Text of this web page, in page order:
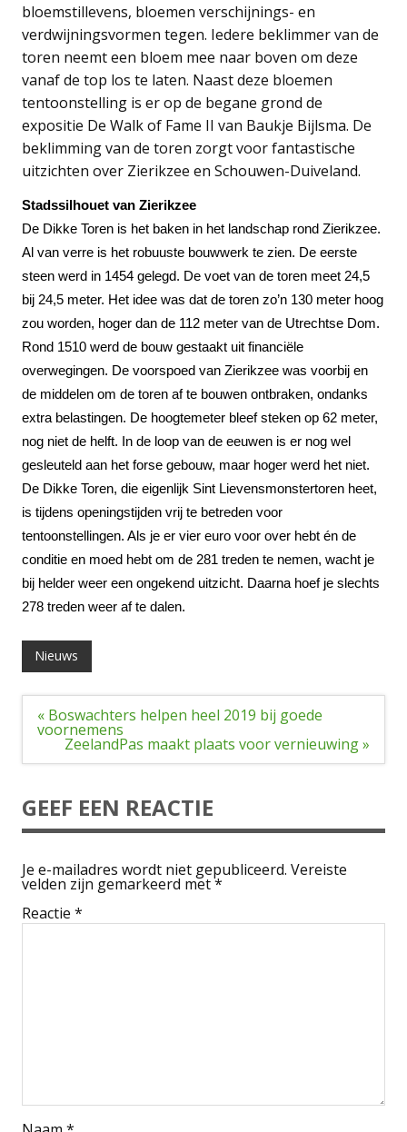
bloemstillevens, bloemen verschijnings- en
verdwijningsvormen tegen. Iedere beklimmer van de
toren neemt een bloem mee naar boven om deze
vanaf de top los te laten. Naast deze bloemen
tentoonstelling is er op de begane grond de
expositie De Walk of Fame II van Baukje Bijlsma. De
beklimming van de toren zorgt voor fantastische
uitzichten over Zierikzee en Schouwen-Duiveland.
Stadssilhouet van Zierikzee
De Dikke Toren is het baken in het landschap rond Zierikzee.
Al van verre is het robuuste bouwwerk te zien. De eerste
steen werd in 1454 gelegd. De voet van de toren meet 24,5
bij 24,5 meter. Het idee was dat de toren zo’n 130 meter hoog
zou worden, hoger dan de 112 meter van de Utrechtse Dom.
Rond 1510 werd de bouw gestaakt uit financiële
overwegingen. De voorspoed van Zierikzee was voorbij en
de middelen om de toren af te bouwen ontbraken, ondanks
extra belastingen. De hoogtemeter bleef steken op 62 meter,
nog niet de helft. In de loop van de eeuwen is er nog wel
gesleuteld aan het forse gebouw, maar hoger werd het niet.
De Dikke Toren, die eigenlijk Sint Lievensmonstertoren heet,
is tijdens openingstijden vrij te betreden voor
tentoonstellingen. Als je er vier euro voor over hebt én de
conditie en moed hebt om de 281 treden te nemen, wacht je
bij helder weer een ongekend uitzicht. Daarna hoef je slechts
278 treden weer af te dalen.
Nieuws
Bericht
navigatie
« Boswachters helpen heel 2019 bij goede
voornemens
ZeelandPas maakt plaats voor vernieuwing »
GEEF EEN REACTIE
Je e-mailadres wordt niet gepubliceerd. Vereiste
velden zijn gemarkeerd met*
Reactie *